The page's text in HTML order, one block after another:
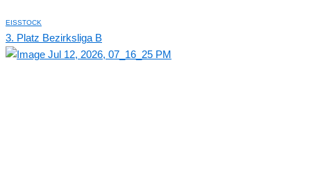
EISSTOCK
3. Platz Bezirksliga B